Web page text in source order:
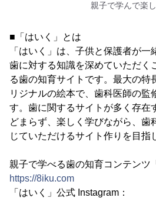
親子で学んで楽
■「はいく」とは
「はいく」は、子供と保護者が
歯に対する知識を深めていただく
る歯の知育サイトです。最大の特
リジナルの絵本で、歯科医師の監
す。歯に関するサイトが多く存在
どまらず、楽しく学びながら、歯
じていただけるサイト作りを目指
親子で学べる歯の知育コンテンツ
https://8iku.com
「はいく」公式 Instagram：